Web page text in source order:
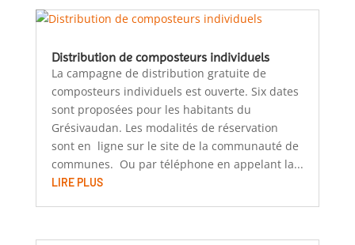
Distribution de composteurs individuels
La campagne de distribution gratuite de
composteurs individuels est ouverte. Six dates
sont proposées pour les habitants du
Grésivaudan. Les modalités de réservation
sont en ligne sur le site de la communauté de
communes. Ou par téléphone en appelant la...
LIRE PLUS